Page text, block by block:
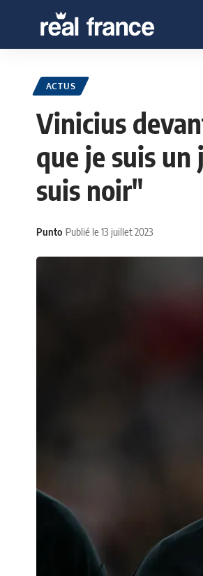
ACTUS
Vinicius
que je suis
suis noir"
Punto Publié le 13 juillet 2023